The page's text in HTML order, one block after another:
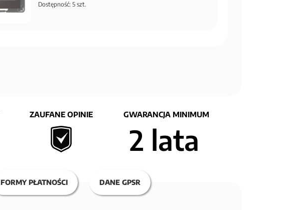
Dostępność: 5 szt.
ZAUFANE OPINIE GWARANCJA MINIMUM
2 lata
FORMY PŁATNOŚCI DANE GPSR